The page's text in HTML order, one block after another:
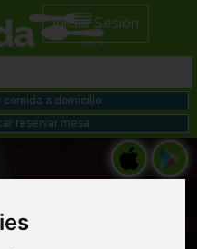
Iniciar Sesión